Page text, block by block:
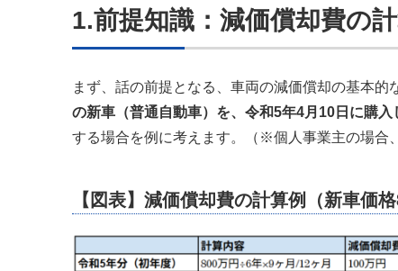
1.前提知識：減価償却費の
まず、話の前提となる、車両の減価償却の基本的
の新車（普通自動車）を、令和5年4月10日に購
する場合を例に考えます。（※個人事業主の場合
【図表】減価償却費の計算例（新車価